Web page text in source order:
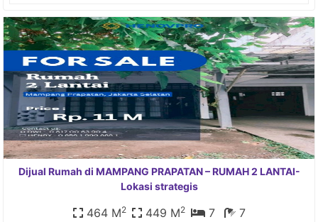
Dijual Rumah di MAMPANG PRAPATAN – RUMAH 2 LANTAI-
Lokasi strategis
464 M2 449 M2 7 7